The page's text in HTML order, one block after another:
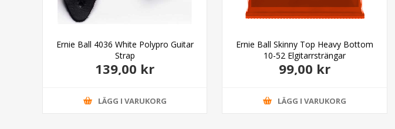
Ernie Ball 4036 White Polypro Guitar
Strap
139,00 kr
LÄGG I VARUKORG
Ernie Ball Skinny Top Heavy Bottom
10-52 Elgitarrsträngar
99,00 kr
LÄGG I VARUKORG